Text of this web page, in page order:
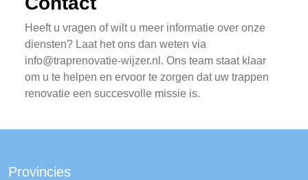
Heeft u vragen of wilt u meer informatie over onze
diensten? Laat het ons dan weten via
info@traprenovatie-wijzer.nl . Ons team staat klaar
om u te helpen en ervoor te zorgen dat uw trappen
renovatie een succesvolle missie is.
Provincies